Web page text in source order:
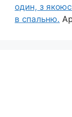
один, з
в спальню.